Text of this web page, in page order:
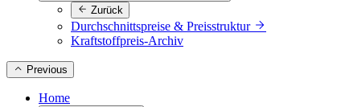
Zurück
Durchschnittspreise & Preisstruktur
Kraftstoffpreis-Archiv
Previous
Home